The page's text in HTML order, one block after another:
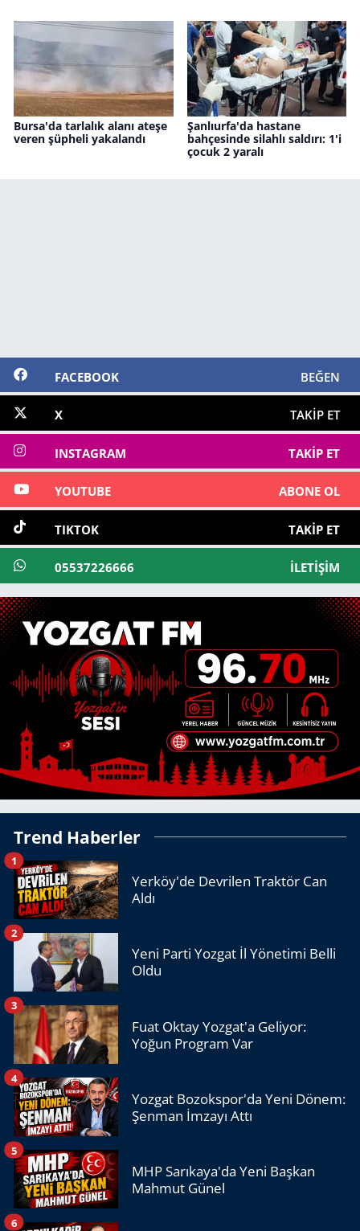
Bursa'da tarlalık alanı ateşe
veren şüpheli yakalandı
Şanlıurfa'da hastane
bahçesinde silahlı saldırı: 1'i
çocuk 2 yaralı
FACEBOOK BEĞEN
X TAKIP ET
INSTAGRAM TAKIP ET
YOUTUBE ABONE OL
TIKTOK TAKIP ET
05537226666 İLETIŞIM
Trend Haberler
Yerköy'de Devrilen Traktör Can
Aldı
1
Yeni Parti Yozgat İl Yönetimi Belli
Oldu
2
Fuat Oktay Yozgat'a Geliyor:
Yoğun Program Var
3
Yozgat Bozokspor'da Yeni Dönem:
Şenman İmzayı Attı
4
MHP Sarıkaya'da Yeni Başkan
Mahmut Günel
5
6